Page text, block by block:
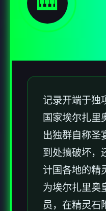
记录开端于独
国家埃尔扎里
出独群自称圣
到处搞破坏，
计国各地的精
为埃尔扎里奥
员，在精灵石